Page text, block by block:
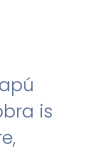
is